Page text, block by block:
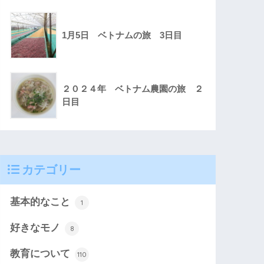
1月5日 ベトナムの旅 3日目
２０２４年 ベトナム農園の旅 ２
日目
カテゴリー
基本的なこと 1
好きなモノ 8
教育について 110